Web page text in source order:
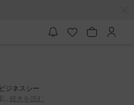
ジネスシー
を集めたい
続きを読む